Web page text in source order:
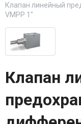
Клапан линейный
VMPP 1"
Клапан